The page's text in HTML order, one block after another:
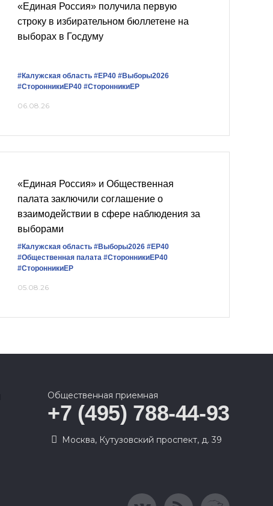
«Единая Россия» получила первую
строку в избирательном бюллетене на
выборах в Госдуму
#Калужская область #ЕР40 #Выборы2026
#СторонникиЕР40 #СторонникиЕР
06.08.26
«Единая Россия» и Общественная
палата заключили соглашение о
взаимодействии в сфере наблюдения за
выборами
#Калужская область #Выборы2026 #ЕР40
#Общественная палата #СторонникиЕР40
#СторонникиЕР
05.08.26
Общественная приемная
+7 (495) 788-44-93
Москва, Кутузовский проспект, д. 39